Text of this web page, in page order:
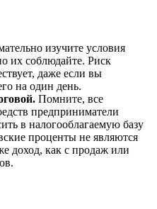
изучите условия
их соблюдайте. Риск
даже если вы
на один день.
Помните, все
предприниматели
в налогооблагаемую базу
проценты не являются
доход, как с продаж или